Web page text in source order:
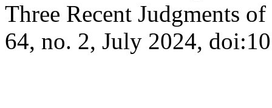
Three Recent Judgments
64, no. 2, July 2024,